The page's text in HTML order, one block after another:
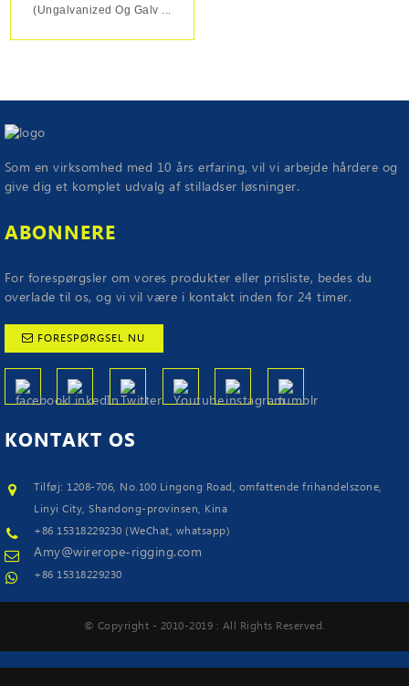
(Ungalvanized Og Galv ...
Som en virksomhed med 10 års erfaring, vil vi arbejde hårdere og
give dig et komplet udvalg af stilladser løsninger.
ABONNERE
For forespørgsler om vores produkter eller prisliste, bedes du
overlade til os, og vi vil være i kontakt inden for 24 timer.
FORESPØRGSEL NU
KONTAKT OS
Tilføj: 1208-706, No.100 Lingong Road, omfattende frihandelszone,
Linyi City, Shandong-provinsen, Kina
+86 15318229230 (WeChat, whatsapp)
Amy@wirerope-rigging.com
+86 15318229230
© Copyright - 2010-2019 : All Rights Reserved.